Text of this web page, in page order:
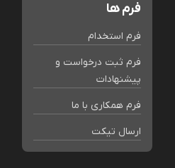
فرم ها
فرم استخدام
فرم ثبت درخواست و
پیشنهادات
فرم همکاری با ما
ارسال تیکت